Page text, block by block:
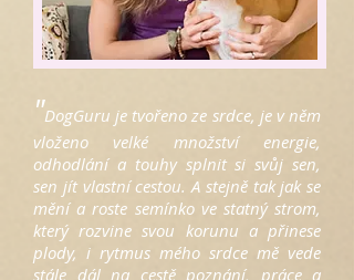
"DogGuru je tvořeno ze srdce, je v něm
vloženo velké množství energie,
odhodlání a touhy splnit si svůj sen,
sen jít vlastní cestou. A stejně tak jak se
mění a roste semínko ve statný strom,
který rozvine svou korunu a přinese
plody, i rytmus mého srdce mě vede
stále dál na cestě poznání, práce a